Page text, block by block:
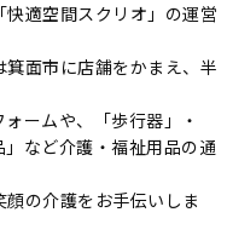
適空間スクリオ」の運営
面市に店舗をかまえ、半
ームや、「歩行器」・
」など介護・福祉用品の通
の介護をお手伝いしま